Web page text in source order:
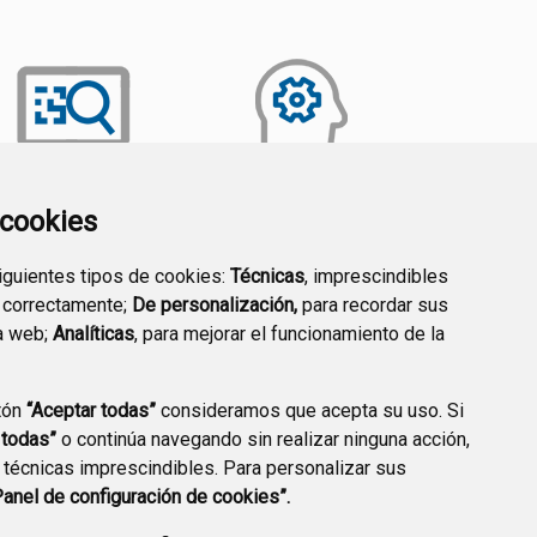
tipos de cookies: Técnicas, imprescindibles
De personalización, para recordar sus
web; Analíticas, para mejorar el funcionamiento de la
“Aceptar todas” consideramos que acepta su uso. Si
o continúa navegando sin realizar ninguna acción,
imprescindibles. Para personalizar sus
de configuración de cookies”.
TRANSPARENCIA